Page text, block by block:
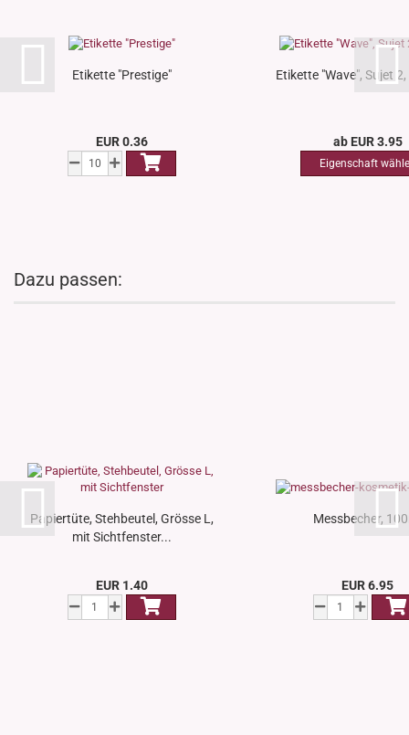
Etikette "Prestige"
EUR 0.36
Etikette "Wave", Sujet
ab EUR 3.95
Dazu passen:
Papiertüte, Stehbeutel, Grösse L,
mit Sichtfenster...
EUR 1.40
Messbecher,
EUR 6.95